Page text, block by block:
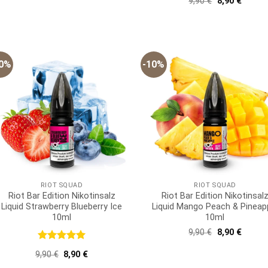
mit 5
von
Preis
RIOT SQUAD
Riot Bar Edition Nikotinsalz
Liquid Strawberry Blueberry Ice
10ml
Bewertet
mit5 von
9,90€ Ursprünglicher
Preis
8,90 €Aktueller
-10%
RIOT SQUAD
Riot Bar Edition Nikotinsalz
Liquid Mango Peach &
10ml
9,90€ Ursprünglicher
Preis
8,90 €